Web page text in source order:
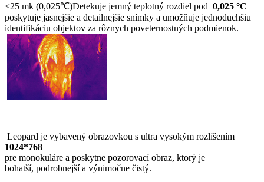
≤25 mk (0,025℃)Detekuje jemný teplotný rozdiel pod 0,025 °C
poskytuje jasnejšie a detailnejšie snímky a umožňuje jednoduchšiu
identifikáciu objektov za rôznych poveternostných podmienok.
Leopard je vybavený obrazovkou s ultra vysokým rozlíšením
1024*768
pre monokuláre a poskytne pozorovací obraz, ktorý je
bohatší, podrobnejší a výnimočne čistý.